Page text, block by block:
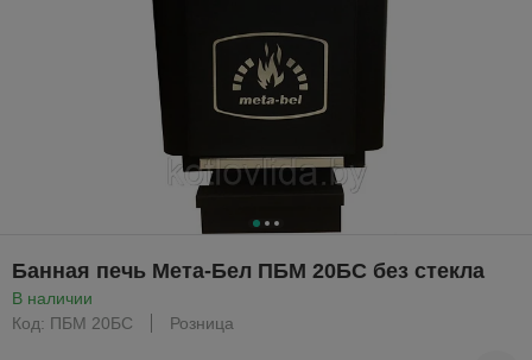
Банная печь Мета-Бел ПБМ 20БС без стекла
В наличии
Код: ПБМ 20БС
Розница